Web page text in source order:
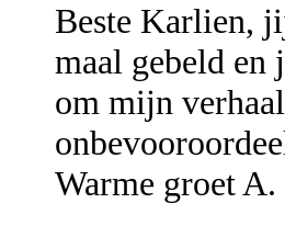
Beste Karlien,
maal gebeld
om mijn
Warme groet A.